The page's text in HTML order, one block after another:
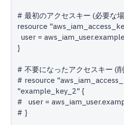
# 最初のアクセスキー (必要な
resource
}
# 不要になったアクセスキー (
# resource
"example_key_2" {
#   user =
# }